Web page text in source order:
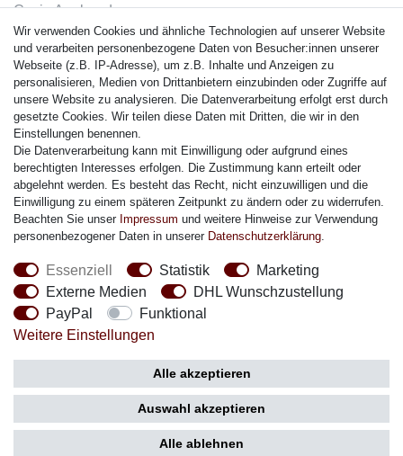
Casio Armband
Festina Armband
Citizen Armband
M. Lacroix Armband
J. Lemans Armband
Uhrenarmbänder - Alle
Sicherheit
Social Media
Zahlung
Wir verwenden Cookies und ähnliche Technologien auf unserer Website
und verarbeiten personenbezogene Daten von Besucher:innen unserer
Webseite (z.B. IP-Adresse), um z.B. Inhalte und Anzeigen zu
personalisieren, Medien von Drittanbietern einzubinden oder Zugriffe auf
unsere Website zu analysieren. Die Datenverarbeitung erfolgt erst durch
gesetzte Cookies. Wir teilen diese Daten mit Dritten, die wir in den
Einstellungen benennen.
Die Datenverarbeitung kann mit Einwilligung oder aufgrund eines
berechtigten Interesses erfolgen. Die Zustimmung kann erteilt oder
abgelehnt werden. Es besteht das Recht, nicht einzuwilligen und die
Einwilligung zu einem späteren Zeitpunkt zu ändern oder zu widerrufen.
Beachten Sie unser Impressum und weitere Hinweise zur Verwendung
personenbezogener Daten in unserer Daten­schutz­erklärung
Essenziell Statistik
Marketing
Externe Medien
DHL Wunschzustellung
PayPal
Funktional
Weitere Einstellungen
Alle akzeptieren
Auswahl akzeptieren
Alle ablehnen